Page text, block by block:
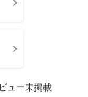
ュー未掲載